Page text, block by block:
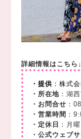
詳細情報はこちら↓
・提供 ：株式
・所在地 ：湖
・お問合せ ：
・営業時間 ：
・定休日 ：月
・公式ウェブ